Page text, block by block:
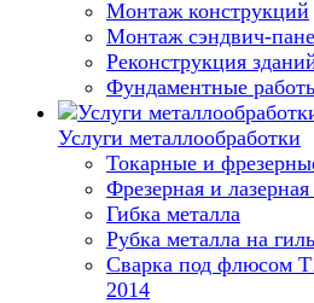
Монтаж конструкций
Монтаж сэндвич-
Реконструкция
Фундаментные
Услуги металлообработки
Токарные и
Фрезерная и лазерная
Гибка металла
Рубка металла на
Сварка под флюсом
2014